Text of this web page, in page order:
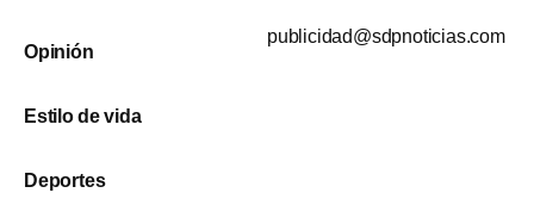
Opinión
Estilo de vida
Deportes
publicidad@sdpnoticias.com